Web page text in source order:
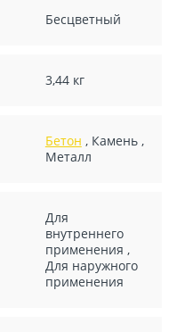
Бесцветный
3,44 кг
Бетон , Камень,
Металл
Для
внутреннего
применения ,
Для наружного
применения